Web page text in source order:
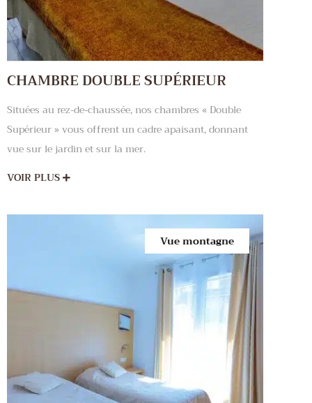
CHAMBRE DOUBLE SUPÉRIEUR
Situées au rez-de-chaussée, nos chambres « Double
Supérieur » vous offrent un cadre apaisant, donnant
vue sur le jardin et sur la mer.
VOIR PLUS
Vue montagne